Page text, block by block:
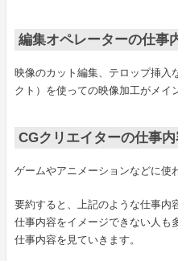
編集オペレーターの仕事
映像のカット編集、テロップ挿入
クト）を使っての映像加工がメイ
CGクリエイターの仕事
ゲームやアニメーションなどに使
要約すると、上記のような仕事内
仕事内容をイメージできない人も
仕事内容を見ていきます。